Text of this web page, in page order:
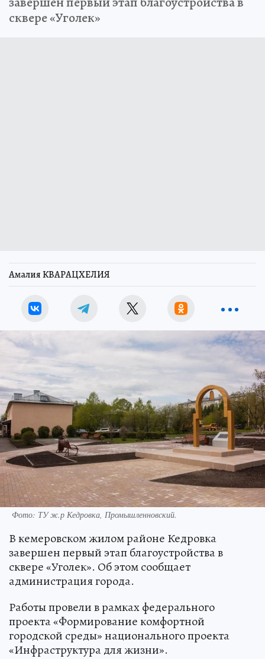
сквере «Уголек»
Амалия КВАРАЦХЕЛИЯ
Фото: ТУ ж.р Кедровка, Промышленновский.
В кемеровском жилом районе Кедровка
завершен первый этап благоустройства в
сквере «Уголек». Об этом сообщает
администрация города.
Работы провели в рамках федерального
проекта «Формирование комфортной
городской среды» национального проекта
«Инфраструктура для жизни».